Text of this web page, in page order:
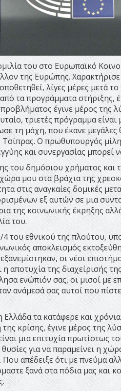
του στο Ευρωπαϊκό
της Ευρώπης.
λίγες μέρες μετά
τα προγράμματα στήριξης,
έγινε μέρος της
τριετές πρόγραμμα είναι
τη μάχη, που έκανε μεγάλες
Ο πρωθυπουργός
και συνεργασίας μπορεί
του δημόσιου χρήματος και
μου στα βράχια της
στις αναγκαίες δομικές
εξ αυτών σε μια
της κοινωνικής έκρηξης
του.
του εθνικού της πλούτου,
αποκλεισμός
οι νέοι
αποτυχία της διαχείρισής
ενώπιόν σας, οι μισοί με
ανάμεσά σας αυτοί που
τα κατάφερε και χρόνια
κρίσης, έγινε μέρος της
μια επιτυχία πρωτίστως
για να παραμείνει η
απέδειξε ότι με πνεύμα
ξανά στα πόδια μας και